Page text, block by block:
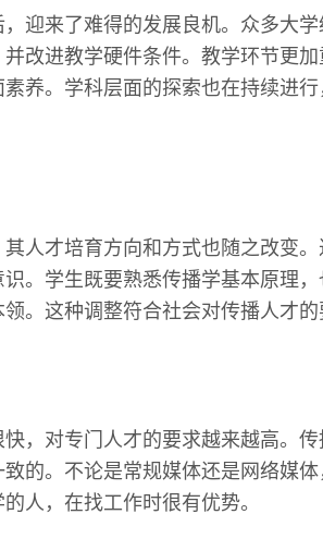
迎来了难得的发展良机。众多大
改进教学硬件条件。教学环节更
养。学科层面的探索也在持续进
人才培育方向和方式也随之改变。
。学生既要熟悉传播学基本原理，
。这种调整符合社会对传播人才的
，对专门人才的要求越来越高。
的。不论是常规媒体还是网络媒
人，在找工作时很有优势。